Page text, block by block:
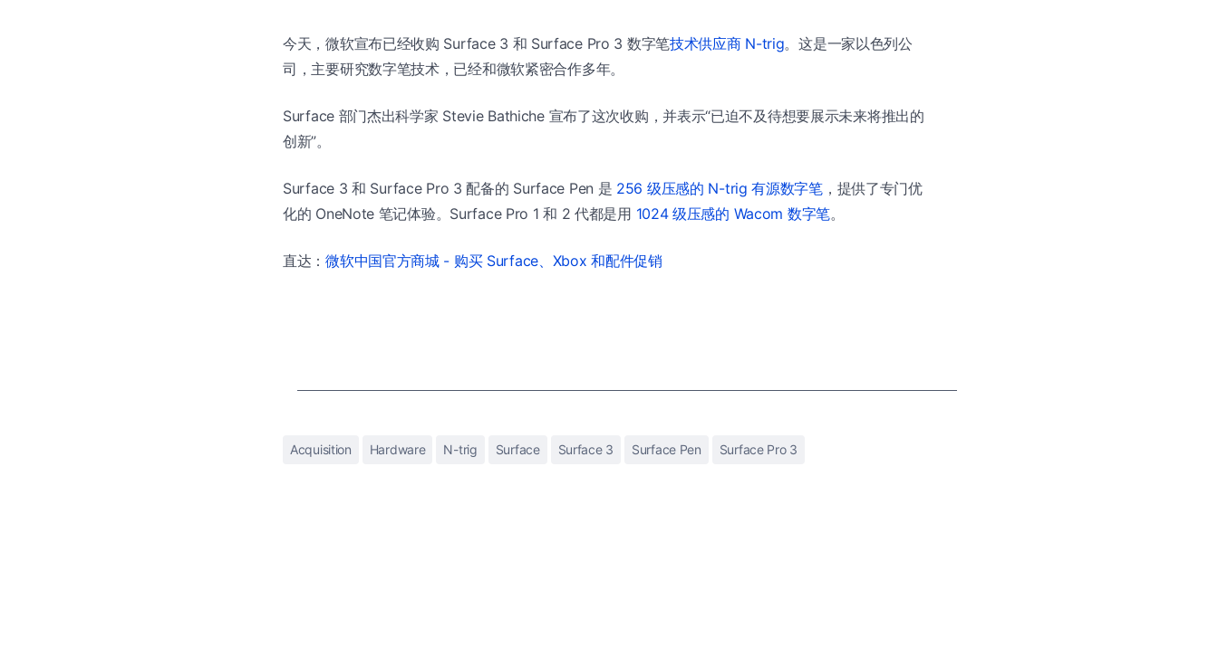
今天，微软宣布已经收购 Surface 3 和 Surface Pro 3 数字笔技术供应商 N-trig。这是一家以色列公
司，主要研究数字笔技术，已经和微软紧密合作多年。
Surface 部门杰出科学家 Stevie Bathiche 宣布了这次收购，并表示“已迫不及待想要展示未来将推出的
创新”。
Surface 3 和 Surface Pro 3 配备的 Surface Pen 是 256 级压感的 N-trig 有源数字笔，提供了专门优
化的 OneNote 笔记体验。Surface Pro 1 和 2 代都是用 1024 级压感的 Wacom 数字笔。
直达：微软中国官方商城 - 购买 Surface、Xbox 和配件促销
Acquisition Hardware N-trig Surface Surface 3 Surface Pen Surface Pro 3